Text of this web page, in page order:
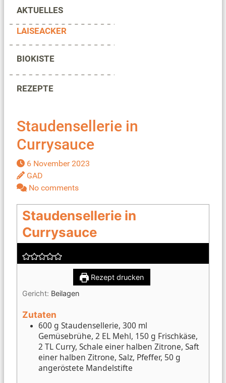
AKTUELLES
LAISEACKER
BIOKISTE
REZEPTE
Staudensellerie in
Currysauce
6 November 2023
GAD
No comments
Staudensellerie in
Currysauce
Rezept drucken
Gericht: Beilagen
Zutaten
600 g Staudensellerie, 300 ml
Gemüsebrühe, 2 EL Mehl, 150 g Frischkäse,
2 TL Curry, Schale einer halben Zitrone, Saft
einer halben Zitrone, Salz, Pfeffer, 50 g
angeröstete Mandelstifte